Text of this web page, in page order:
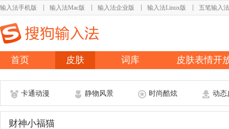
输入法手机版 输入法Mac版 输入法企业版 输入法Linux版 五笔输入法
首页 皮肤 词库 皮肤表情开
卡通动漫 静物风景 时尚酷炫 动态
财神小福猫